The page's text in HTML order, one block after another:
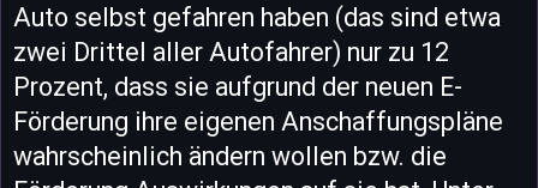
Auto selbst gefahren haben (das sind etwa
zwei Drittel aller Autofahrer) nur zu 12
Prozent, dass sie aufgrund der neuen E-
Förderung ihre eigenen Anschaffungspläne
wahrscheinlich ändern wollen bzw. die